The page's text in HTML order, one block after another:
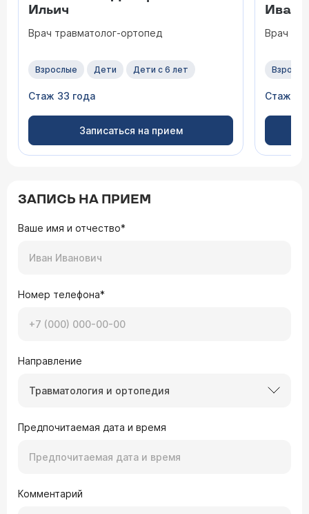
Ильич
Врач травматолог-ортопед
Взрослые Дети Дети с 6 лет
Стаж 33 года
Записаться на прием
Врач
Стаж 17
ЗАПИСЬ НА ПРИЕМ
Ваше имя и отчество*
Номер телефона*
Направление
Травматология и ортопедия
Предпочитаемая дата и время
Комментарий